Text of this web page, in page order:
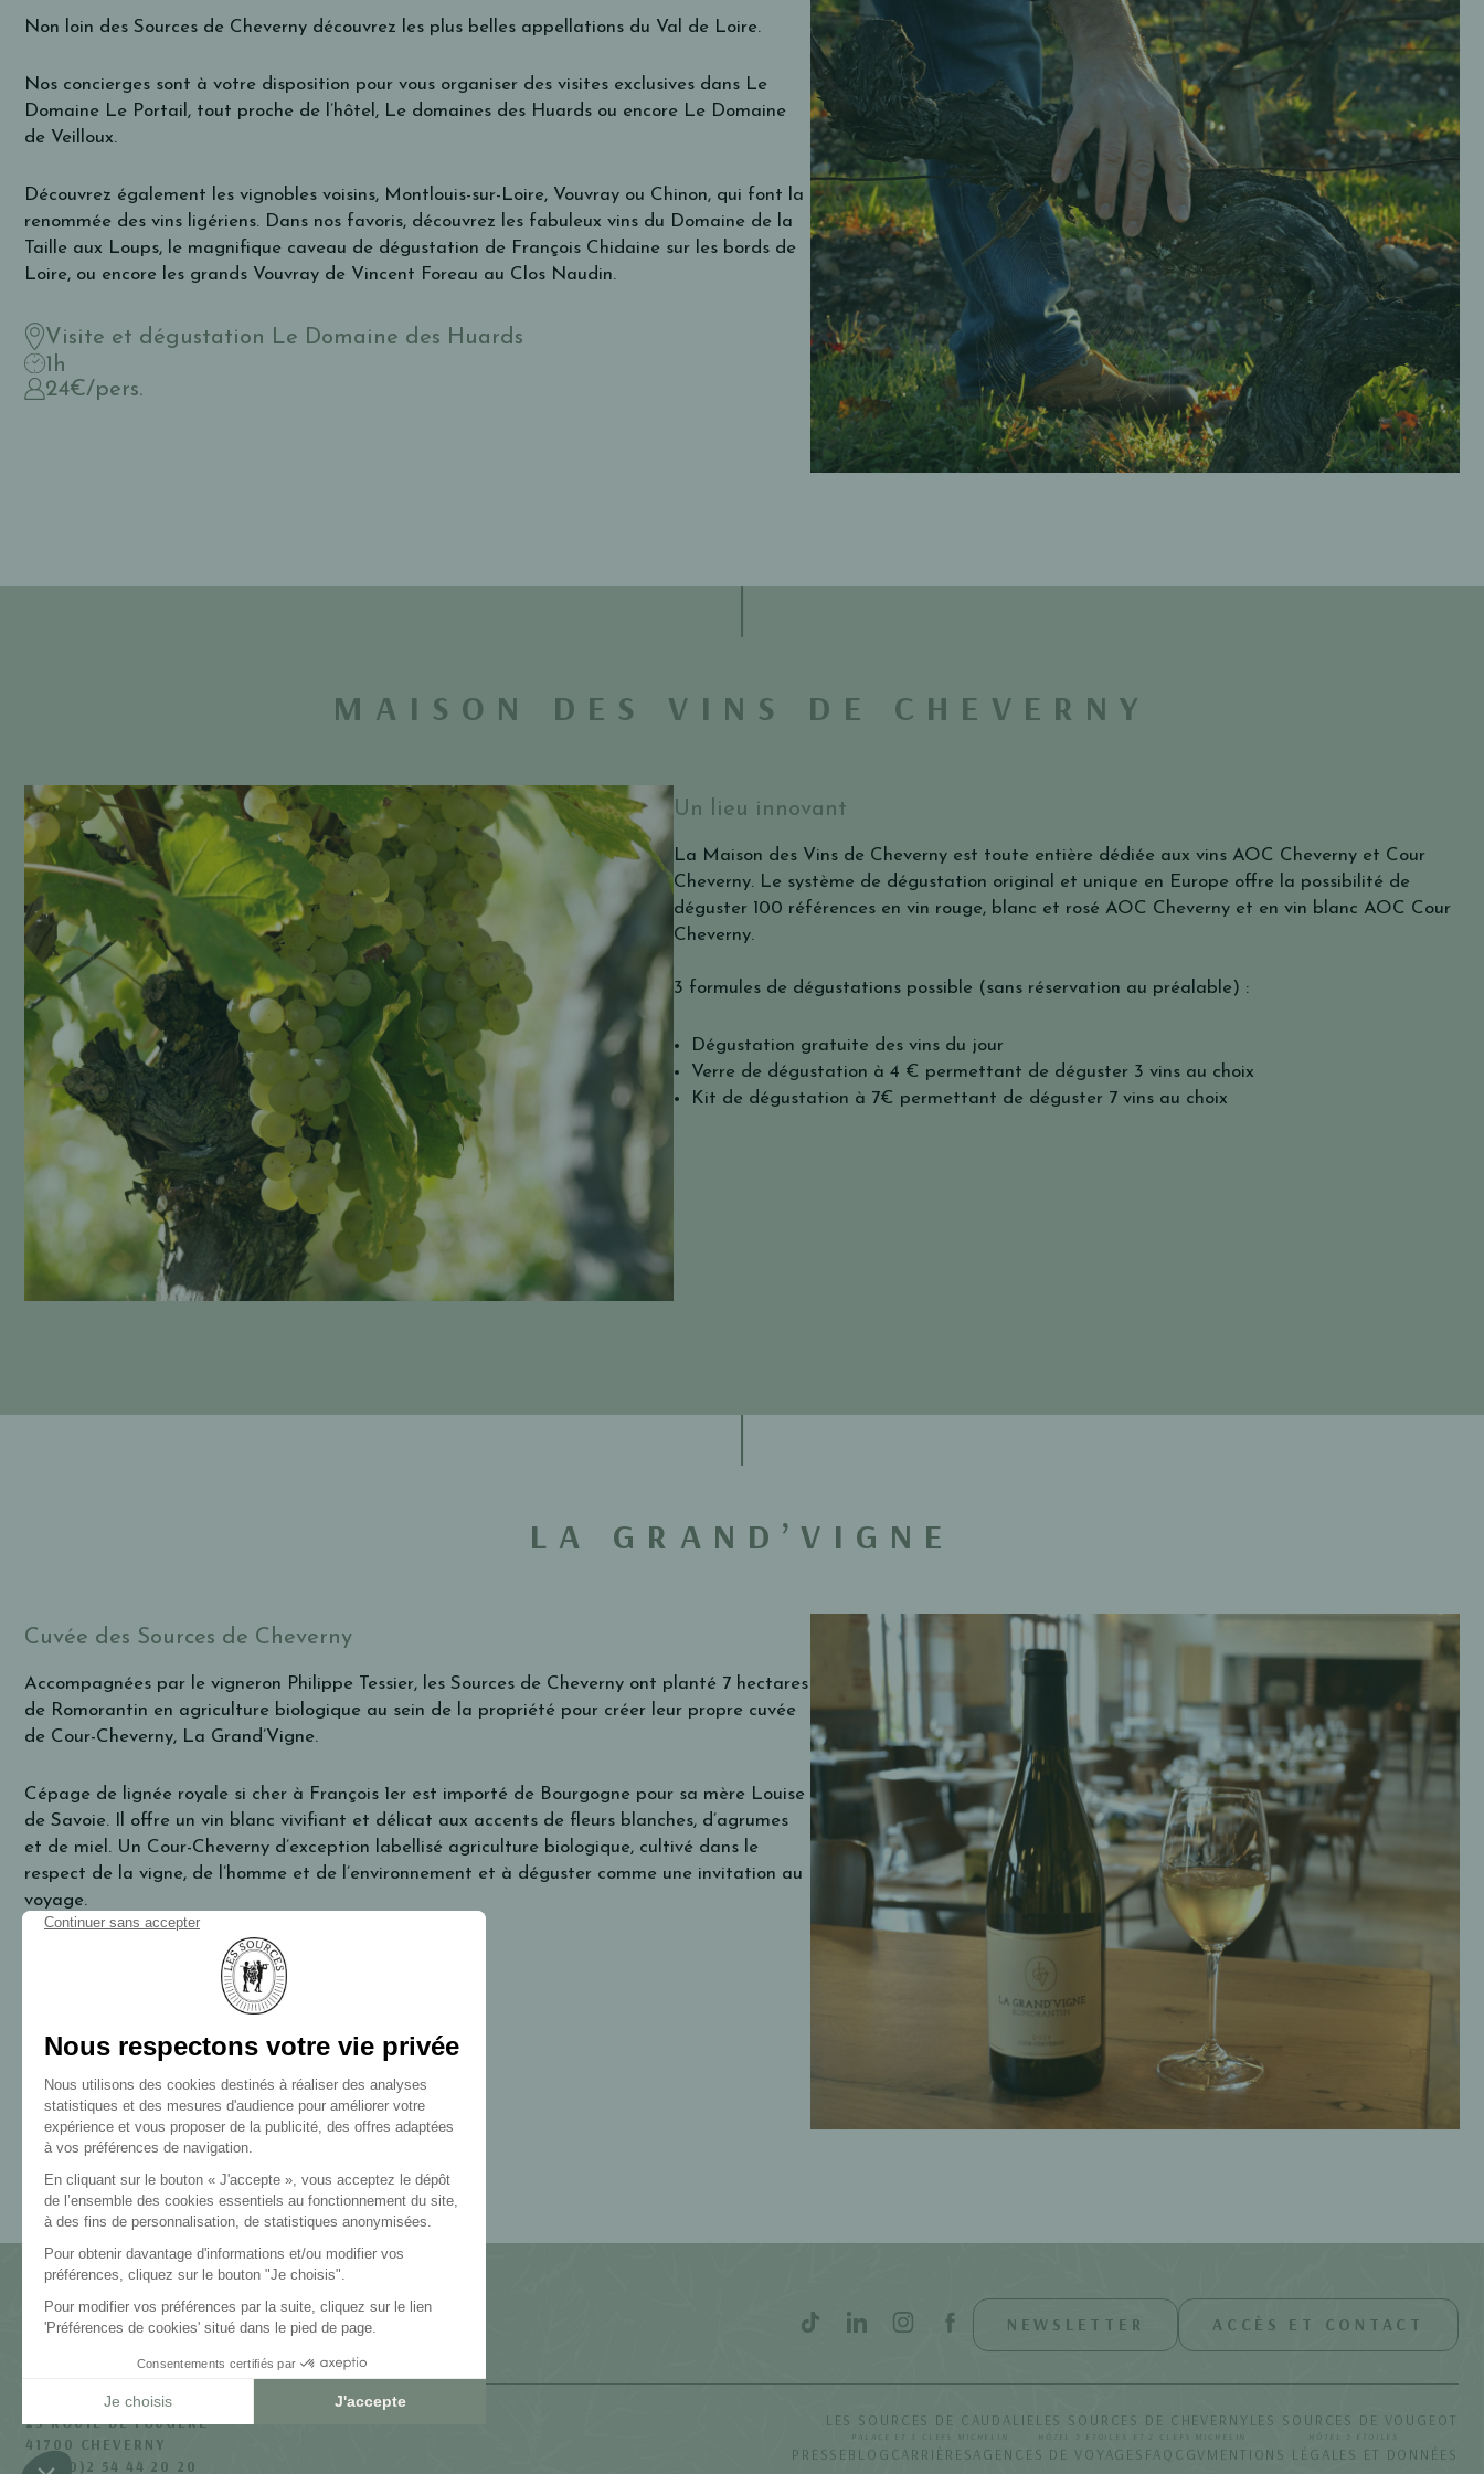
Non loin des Sources de Cheverny découvrez les plus belles appellations du Val de Loire.
Nos concierges sont à votre disposition pour vous organiser des visites exclusives dans Le
Domaine Le Portail, tout proche de l’hôtel, Le domaines des Huards ou encore Le Domaine
de Veilloux.
Découvrez également les vignobles voisins, Montlouis-sur-Loire, Vouvray ou Chinon, qui font la
renommée des vins ligériens. Dans nos favoris, découvrez les fabuleux vins du Domaine de la
Taille aux Loups, le magnifique caveau de dégustation de François Chidaine sur les bords de
Loire, ou encore les grands Vouvray de Vincent Foreau au Clos Naudin.
Visite et dégustation Le Domaine des Huards
1h
24€/pers.
MAISON DES VINS DE CHEVERNY
Un lieu innovant
La Maison des Vins de Cheverny est toute entière dédiée aux vins AOC Cheverny et Cour
Cheverny. Le système de dégustation original et unique en Europe offre la possibilité de
déguster 100 références en vin rouge, blanc et rosé AOC Cheverny et en vin blanc AOC Cour
Cheverny.
3 formules de dégustations possible (sans réservation au préalable) :
Dégustation gratuite des vins du jour
Verre de dégustation à 4 € permettant de déguster 3 vins au choix
Kit de dégustation à 7€ permettant de déguster 7 vins au choix
LA GRAND’VIGNE
Cuvée des Sources de Cheverny
Accompagnées par le vigneron Philippe Tessier, les Sources de Cheverny ont planté 7 hectares
de Romorantin en agriculture biologique au sein de la propriété pour créer leur propre cuvée
de Cour-Cheverny, La Grand’Vigne.
Cépage de lignée royale si cher à François 1er est importé de Bourgogne pour sa mère Louise
de Savoie. Il offre un vin blanc vivifiant et délicat aux accents de fleurs blanches, d’agrumes
et de miel. Un Cour-Cheverny d’exception labellisé agriculture biologique, cultivé dans le
respect de la vigne, de l’homme et de l’environnement et à déguster comme une invitation au
voyage.
NEWSLETTER ACCÈS ET CONTACT
23 ROUTE DE FOUGÈRE
41700 CHEVERNY
+33 (0)2 54 44 20 20
LES SOURCES DE CAUDALIE
PALACE ET 3 CLEFS MICHELIN
LES SOURCES DE CHEVERNY
HÔTEL 5 ÉTOILES ET 2 CLEFS MICHELIN
LES SOURCES DE VOUGEOT
HÔTEL 5 ÉTOILES
PRESSE BLOG CARRIÈRES AGENCES DE VOYAGES FAQ CGVMENTIONS LÉGALES ET DONNÉES